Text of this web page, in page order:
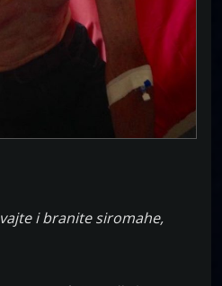
i branite siromahe,